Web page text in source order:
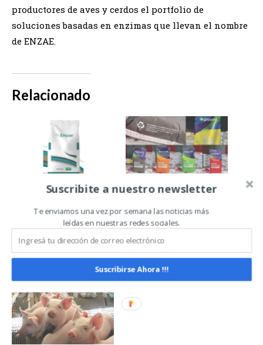
productores de aves y cerdos el portfolio de
soluciones basadas en enzimas que llevan el nombre
de ENZAE.
Relacionado
Llegan a la
Argentina nuevas
e innovadoras
soluciones para
nutrición animal
basadas en
Provimi empieza
a usar bolsas
100% reciclables
Suscribite a nuestro newsletter
Te enviamos una vez por semana las noticias más
leídas en nuestras redes sociales.
Suscribirse Ahora !!!